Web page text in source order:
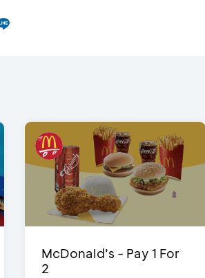
McDonald’s - Pay 1 For
2